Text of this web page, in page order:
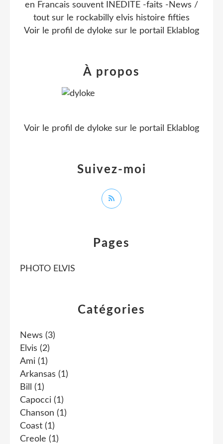
Catégories
News (3)
Elvis (2)
Ami (1)
Arkansas (1)
Bill
(1)
Capocci (1)
Chanson (1)
Coast (1)
Creole (1)
Pages
PHOTO ELVIS
en Francais souvent INEDITE -faits -News /
tout sur le rockabilly elvis histoire fifties
Voir le profil de dyloke sur le portail Eklablog
Suivez-moi
À propos
Voir le profil de dyloke sur le portail Eklablog